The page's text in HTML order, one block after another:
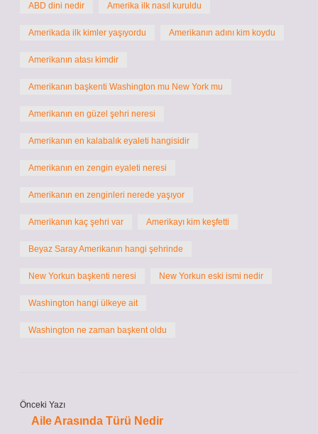
ABD dini nedir Amerika ilk nasıl kuruldu
Amerikada ilk kimler yaşıyordu Amerikanın adını kim koydu
Amerikanın atası kimdir
Amerikanın başkenti Washington mu New York mu
Amerikanın en güzel şehri neresi
Amerikanın en kalabalık eyaleti hangisidir
Amerikanın en zengin eyaleti neresi
Amerikanın en zenginleri nerede yaşıyor
Amerikanın kaç şehri var Amerikayı kim keşfetti
Beyaz Saray Amerikanın hangi şehrinde
New Yorkun başkenti neresi New Yorkun eski ismi nedir
Washington hangi ülkeye ait
Washington ne zaman başkent oldu
Önceki Yazı
Aile Arasında Türü Nedir